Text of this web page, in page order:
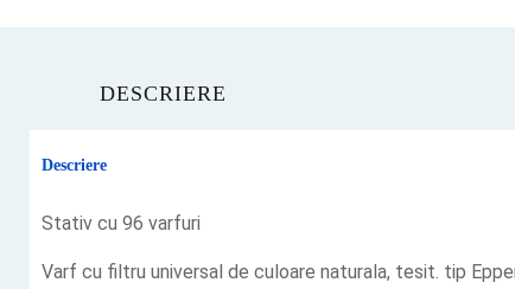
DESCRIERE
Descriere
Stativ cu 96 varfuri
Varf cu filtru universal de culoare naturala, tesit. tip